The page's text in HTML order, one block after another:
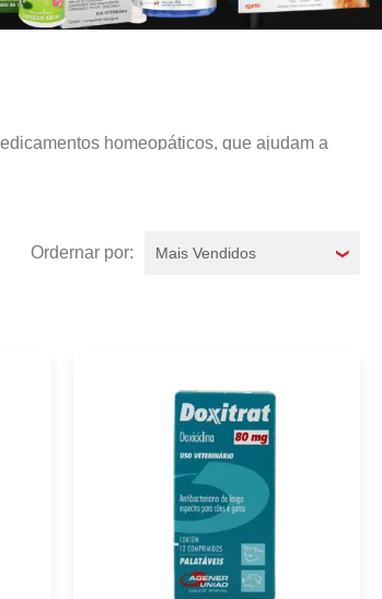
homeopáticos, que ajudam a
ao seu animalzinho de estimação para
Mais Vendidos